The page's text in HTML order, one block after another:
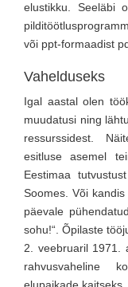
elustikku. Seeläbi
või ppt-formaadist
Vahelduseks
Igal aastal olen
muudatusi ning
ressurssidest.
esitluse asemel
Eestimaa
Soomes. Või
päevale
sohu!“. Õpilaste
2. veebruaril 1971.
rahvusvaheline